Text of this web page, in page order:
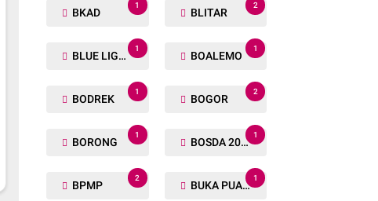
BKAD
1
BLITAR
2
BLUE LIGHT
1
BOALEMO
1
BODREK
1
BOGOR
2
BORONG
1
BOSDA 2024
1
BPMP
2
BUKA PUASA BERSAMA
1